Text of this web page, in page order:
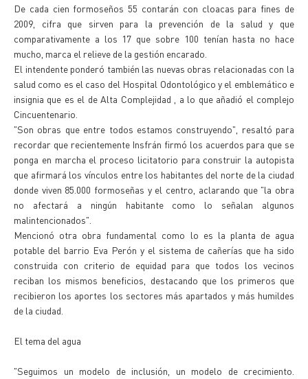
De cada cien formoseños 55 contarán con cloacas para fines de
2009, cifra que sirven para la prevención de la salud y que
comparativamente a los 17 que sobre 100 tenían hasta no hace
mucho, marca el relieve de la gestión encarado.
El intendente ponderó también las nuevas obras relacionadas con la
salud como es el caso del Hospital Odontológico y el emblemático e
insignia que es el de Alta Complejidad , a lo que añadió el complejo
Cincuentenario.
"Son obras que entre todos estamos construyendo", resaltó para
recordar que recientemente Insfrán firmó los acuerdos para que se
ponga en marcha el proceso licitatorio para construir la autopista
que afirmará los vínculos entre los habitantes del norte de la ciudad
donde viven 85.000 formoseñas y el centro, aclarando que "la obra
no afectará a ningún habitante como lo señalan algunos
malintencionados".
Mencionó otra obra fundamental como lo es la planta de agua
potable del barrio Eva Perón y el sistema de cañerías que ha sido
construida con criterio de equidad para que todos los vecinos
reciban los mismos beneficios, destacando que los primeros que
recibieron los aportes los sectores más apartados y más humildes
de la ciudad.
El tema del agua
"Seguimos un modelo de inclusión, un modelo de crecimiento.